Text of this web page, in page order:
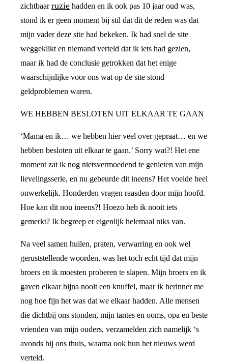
zichtbaarruzie hadden en ik ook pas 10 jaar oud was,
stond ik er geen moment bij stil dat dit de reden was dat
mijn vader deze site had bekeken. Ik had snel de site
weggeklikt en niemand verteld dat ik iets had gezien,
maar ik had de conclusie getrokken dat het enige
waarschijnlijke voor ons wat op de site stond
geldproblemen waren.
WE HEBBEN BESLOTEN UIT ELKAAR TE GAAN
‘Mama en ik… we hebben hier veel over gepraat… en we
hebben besloten uit elkaar te gaan.’ Sorry wat?! Het ene
moment zat ik nog nietsvermoedend te genieten van mijn
lievelingsserie, en nu gebeurde dit ineens? Het voelde heel
onwerkelijk. Honderden vragen raasden door mijn hoofd.
Hoe kan dit nou ineens?! Hoezo heb ik nooit iets
gemerkt? Ik begreep er eigenlijk helemaal niks van.
Na veel samen huilen, praten, verwarring en ook wel
geruststellende woorden, was het toch echt tijd dat mijn
broers en ik moesten proberen te slapen. Mijn broers en ik
gaven elkaar bijna nooit een knuffel, maar ik herinner me
nog hoe fijn het was dat we elkaar hadden. Alle mensen
die dichtbij ons stonden, mijn tantes en ooms, opa en beste
vrienden van mijn ouders, verzamelden zich namelijk ‘s
avonds bij ons thuis, waarna ook hun het nieuws werd
verteld.